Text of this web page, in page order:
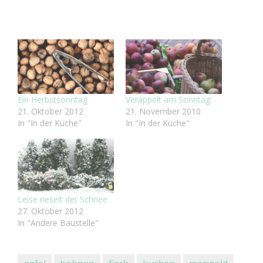
Ein Herbstsonntag
21. Oktober 2012
In "In der Küche"
Veräppelt am Sonntag
21. November 2010
In "In der Küche"
Leise rieselt der Schnee
27. Oktober 2012
In "Andere Baustelle"